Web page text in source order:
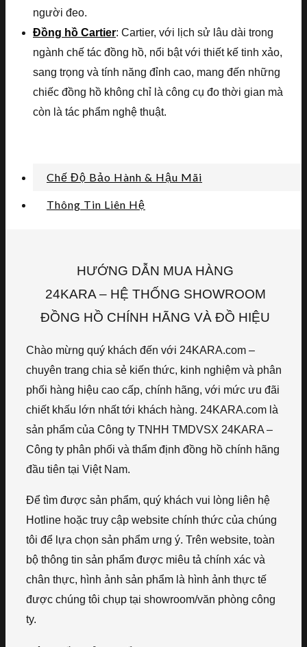
người đeo.
Đồng hồ Cartier: Cartier, với lịch sử lâu dài trong
ngành chế tác đồng hồ, nổi bật với thiết kế tinh xảo,
sang trọng và tính năng đỉnh cao, mang đến những
chiếc đồng hồ không chỉ là công cụ đo thời gian mà
còn là tác phẩm nghệ thuật.
Chế Độ Bảo Hành & Hậu Mãi
Thông Tin Liên Hệ
HƯỚNG DẪN MUA HÀNG
24KARA – HỆ THỐNG SHOWROOM
ĐỒNG HỒ CHÍNH HÃNG VÀ ĐỒ HIỆU
Chào mừng quý khách đến với 24KARA.com –
chuyên trang chia sẻ kiến thức, kinh nghiệm và phân
phối hàng hiệu cao cấp, chính hãng, với mức ưu đãi
chiết khấu lớn nhất tới khách hàng. 24KARA.com là
sản phẩm của Công ty TNHH TMDVSX 24KARA –
Công ty phân phối và thẩm định đồng hồ chính hãng
đầu tiên tại Việt Nam.
Để tìm được sản phẩm, quý khách vui lòng liên hệ
Hotline hoặc truy cập website chính thức của chúng
tôi để lựa chọn sản phẩm ưng ý. Trên website, toàn
bộ thông tin sản phẩm được miêu tả chính xác và
chân thực, hình ảnh sản phẩm là hình ảnh thực tế
được chúng tôi chụp tại showroom/văn phòng công
ty.